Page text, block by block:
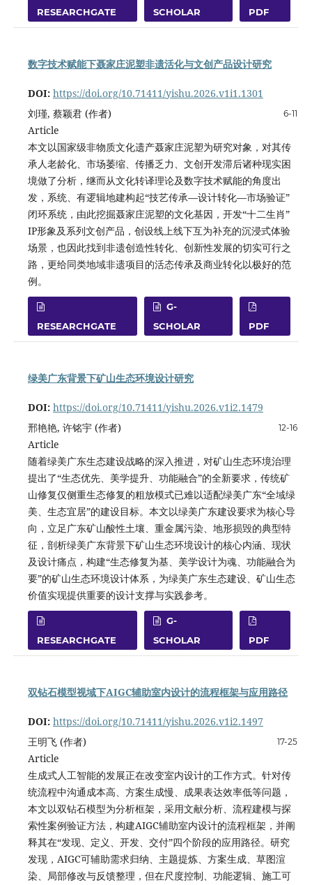
RESEARCHGATE
SCHOLAR
PDF
数字技术赋能下聂家庄泥塑非遗活化与文创产品设计研究
DOI: https://doi.org/10.71411/yishu.2026.v1i1.1301
6-11
刘瑾, 蔡颖君 (作者)
Article
本文以国家级非物质文化遗产聂家庄泥塑为研究对象，对其传
承人老龄化、市场萎缩、传播乏力、文创开发滞后诸种现实困
境做了分析，继而从文化转译理论及数字技术赋能的角度出
发，系统、有逻辑地建构起“技艺传承—设计转化—市场验证”
闭环系统，由此挖掘聂家庄泥塑的文化基因，开发“十二生肖”
IP形象及系列文创产品，创设线上线下互为补充的沉浸式体验
场景，也因此找到非遗创造性转化、创新性发展的切实可行之
路，更给同类地域非遗项目的活态传承及商业转化以极好的范
例。
RESEARCHGATE
G-
SCHOLAR
PDF
绿美广东背景下矿山生态环境设计研究
DOI: https://doi.org/10.71411/yishu.2026.v1i2.1479
12-16
邢艳艳, 许铭宇 (作者)
Article
随着绿美广东生态建设战略的深入推进，对矿山生态环境治理
提出了“生态优先、美学提升、功能融合”的全新要求，传统矿
山修复仅侧重生态修复的粗放模式已难以适配绿美广东“全域绿
美、生态宜居”的建设目标。本文以绿美广东建设要求为核心导
向，立足广东矿山酸性土壤、重金属污染、地形损毁的典型特
征，剖析绿美广东背景下矿山生态环境设计的核心内涵、现状
及设计痛点，构建“生态修复为基、美学设计为魂、功能融合为
要”的矿山生态环境设计体系，为绿美广东生态建设、矿山生态
价值实现提供重要的设计支撑与实践参考。
RESEARCHGATE
G-
SCHOLAR
PDF
双钻石模型视域下AIGC辅助室内设计的流程框架与应用路径
DOI: https://doi.org/10.71411/yishu.2026.v1i2.1497
17-25
王明飞 (作者)
Article
生成式人工智能的发展正在改变室内设计的工作方式。针对传
统流程中沟通成本高、方案生成慢、成果表达效率低等问题，
本文以双钻石模型为分析框架，采用文献分析、流程建模与探
索性案例验证方法，构建AIGC辅助室内设计的流程框架，并阐
释其在“发现、定义、开发、交付”四个阶段的应用路径。研究
发现，AIGC可辅助需求归纳、主题提炼、方案生成、草图渲
染、局部修改与反馈整理，但在尺度控制、功能逻辑、施工可